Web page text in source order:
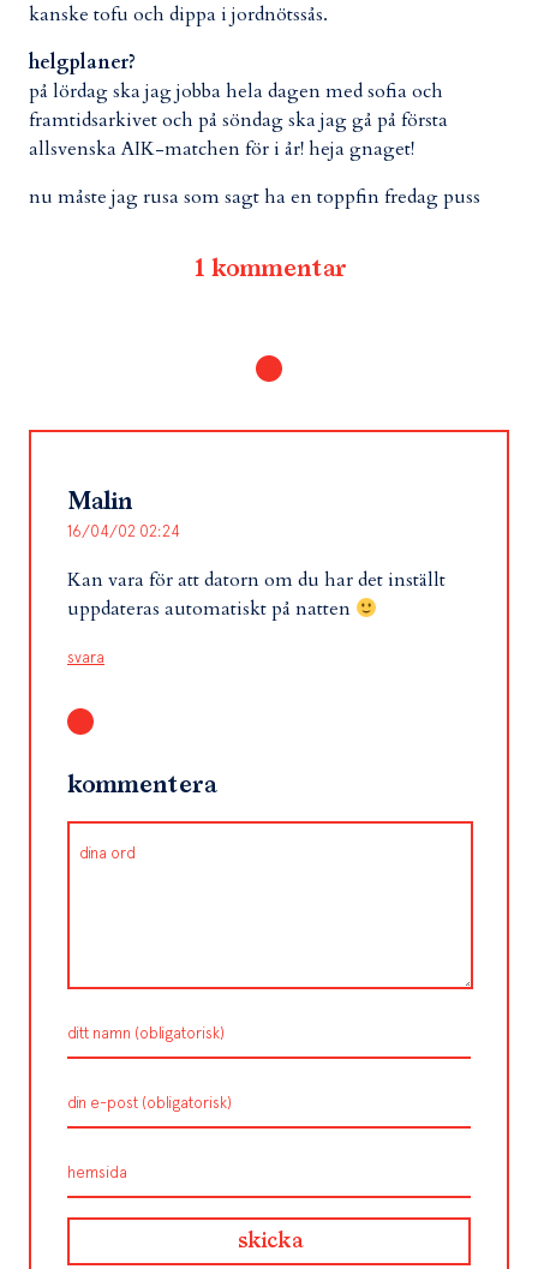
kanske tofu och dippa i jordnötssås.
helgplaner?
på lördag ska jag jobba hela dagen med sofia och
framtidsarkivet och på söndag ska jag gå på första
allsvenska AIK-matchen för i år! heja gnaget!
nu måste jag rusa som sagt ha en toppfin fredag puss
1 kommentar
Malin
16/04/02 02:24
Kan vara för att datorn om du har det inställt
uppdateras automatiskt på natten
svara
kommentera